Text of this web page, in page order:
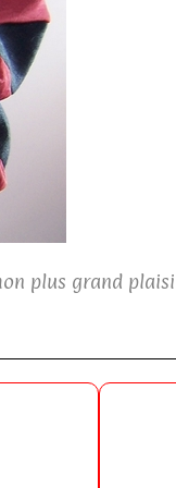
plus grand